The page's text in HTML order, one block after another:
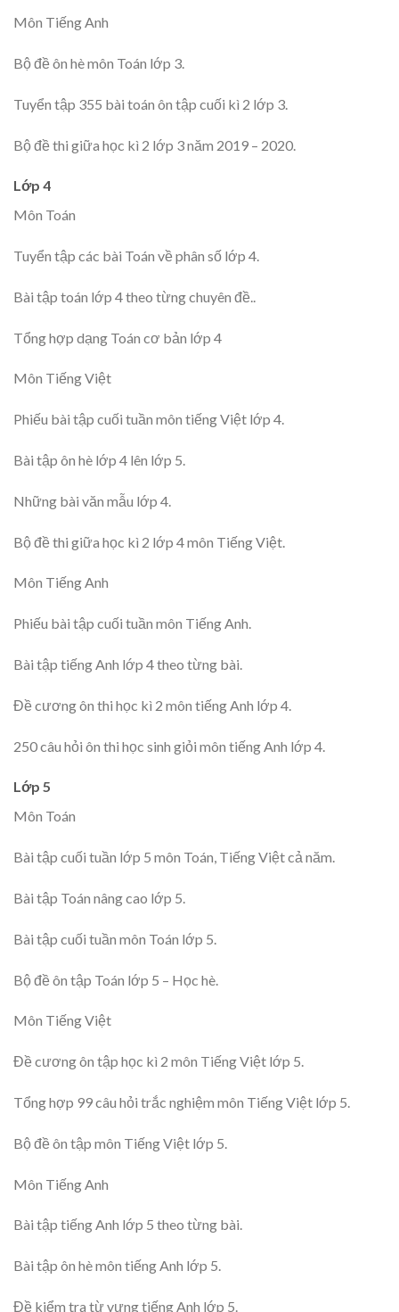
Môn Tiếng Anh
Bộ đề ôn hè môn Toán lớp 3.
Tuyển tập 355 bài toán ôn tập cuối kì 2 lớp 3.
Bộ đề thi giữa học kì 2 lớp 3 năm 2019 – 2020.
Lớp 4
Môn Toán
Tuyển tập các bài Toán về phân số lớp 4.
Bài tập toán lớp 4 theo từng chuyên đề..
Tổng hợp dạng Toán cơ bản lớp 4
Môn Tiếng Việt
Phiếu bài tập cuối tuần môn tiếng Việt lớp 4.
Bài tập ôn hè lớp 4 lên lớp 5.
Những bài văn mẫu lớp 4.
Bộ đề thi giữa học kì 2 lớp 4 môn Tiếng Việt.
Môn Tiếng Anh
Phiếu bài tập cuối tuần môn Tiếng Anh.
Bài tập tiếng Anh lớp 4 theo từng bài.
Đề cương ôn thi học kì 2 môn tiếng Anh lớp 4.
250 câu hỏi ôn thi học sinh giỏi môn tiếng Anh lớp 4.
Lớp 5
Môn Toán
Bài tập cuối tuần lớp 5 môn Toán, Tiếng Việt cả năm.
Bài tập Toán nâng cao lớp 5.
Bài tập cuối tuần môn Toán lớp 5.
Bộ đề ôn tập Toán lớp 5 – Học hè.
Môn Tiếng Việt
Đề cương ôn tập học kì 2 môn Tiếng Việt lớp 5.
Tổng hợp 99 câu hỏi trắc nghiệm môn Tiếng Việt lớp 5.
Bộ đề ôn tập môn Tiếng Việt lớp 5.
Môn Tiếng Anh
Bài tập tiếng Anh lớp 5 theo từng bài.
Bài tập ôn hè môn tiếng Anh lớp 5.
Đề kiểm tra từ vựng tiếng Anh lớp 5.